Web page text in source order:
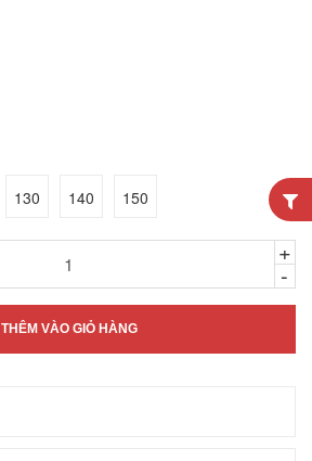
130 140 150
+
-
THÊM VÀO GIỎ HÀNG